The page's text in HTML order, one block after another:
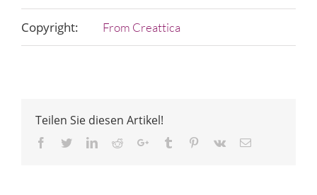
Copyright: From Creattica
Teilen Sie diesen Artikel!
Facebook
TwitterLinkedIn
RedditGoogle+Tumblr Pinterest
Vk Email